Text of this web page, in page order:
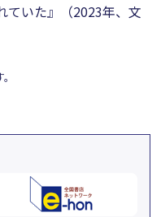
ていた』（2023年、文